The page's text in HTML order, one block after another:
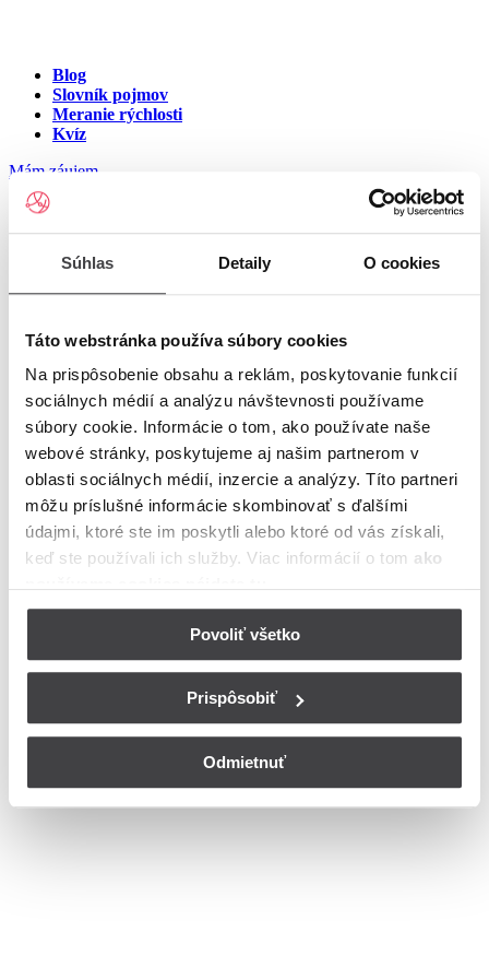
Súhlas Detaily O cookies
Táto webstránka používa súbory cookies
Na prispôsobenie obsahu a reklám, poskytovanie funkcií
sociálnych médií a analýzu návštevnosti používame
súbory cookie. Informácie o tom, ako používate naše
webové stránky, poskytujeme aj našim partnerom v
oblasti sociálnych médií, inzercie a analýzy. Títo partneri
môžu príslušné informácie skombinovať s ďalšími
údajmi, ktoré ste im poskytli alebo ktoré od vás získali,
keď ste používali ich služby. Viac informácií o tom ako
Povoliť všetko
Prispôsobiť
Odmietnuť
Blog
Slovník pojmov
Meranie rýchlosti
Kvíz
Mám záujem
Internet v meste Jelšavská
Teplica
Zadajte ulicu a číslo pre zobrazenie ponuky internetu v meste
Zadajte ulicu a číslopre zobrazenie ponuky internetu v lokalite
Jelšavská Teplica
Zoznam ulíc v meste Jelšavská Teplica
Ulica
Bohužiaľ, nedisponujeme zoznamom dostupných ulíc v danom
meste
© Copyright 2026 Nastavenia cookies